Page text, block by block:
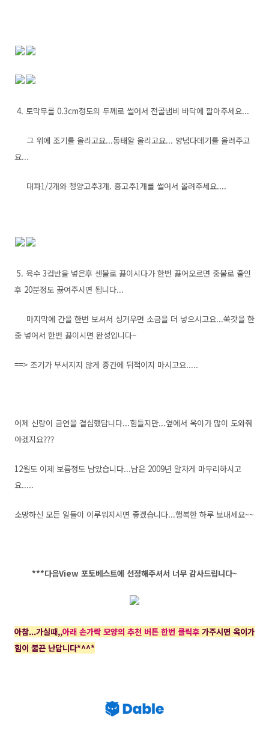
4. 토막무를 0.3cm정도의 두께로 썰어서 전골냄비 바닥에 깔아주세요...
그 위에 조기를 올리고요...동태알 올리고요... 양념다데기를 올려주고
요...
대파1/2개와 청양고추3개. 홍고추1개를 썰어서 올려주세요....
5. 육수 3컵반을 넣은후 센불로 끓이시다가 한번 끓어오르면 중불로 줄인
후 20분정도 끓여주시면 됩니다...
마지막에 간을 한번 보셔서 싱거우면 소금을 더 넣으시고요...쑥갓을 한
줌 넣어서 한번 끓이시면 완성입니다~
==> 조기가 부서지지 않게 중간에 뒤적이지 마시고요.....
어제 신랑이 금연을 결심했답니다...힘들지만...옆에서 옥이가 많이 도와줘
야겠지요???
12월도 이제 보름정도 남았습니다...남은 2009년 알차게 마무리하시고
요.....
소망하신 모든 일들이 이루워지시면 좋겠습니다...행복한 하루 보내세요~~
***다음View 포토베스트에 선정해주셔서 너무 감사드립니다~
아참...가실때,,아래 손가락 모양의 추천 버튼 한번 클릭후 가주시면 옥이가
힘이 불끈 난답니다*^^*